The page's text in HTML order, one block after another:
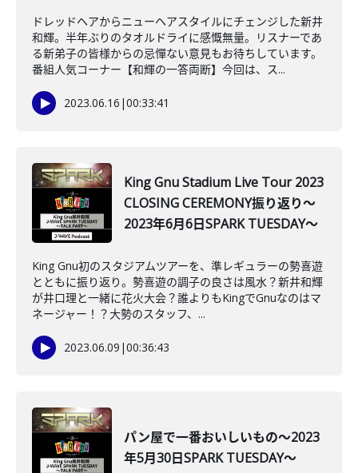
ドレッドヘアからニューヘアスタイルにチェンジした新井
和輝。半年ぶりのタオルドライに感慨無量。リスナーであ
る新弟子の皆様からの忌憚ない意見もお待ちしています。
番組人気コーナー【和輝の一答両断】今回は、ス...
2023.06.16 |00:33:41
King Gnu Stadium Live Tour 2023
CLOSING CEREMONY振り返り～
2023年6月6日SPARK TUESDAY～
King Gnu初のスタジアムツアーを、準レギュラーの勢喜遊
とともに振り返り。勢喜遊の調子の良さは風水？新井和輝
が井口理と一緒に花火大会？誰よりもKingでGnuなのはマ
ネージャー！？大勢のスタッフ、...
2023.06.09 |00:36:43
パン屋で一番おいしいもの～2023
年5月30日SPARK TUESDAY～